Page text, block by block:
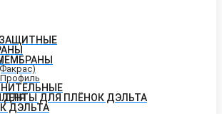
ДЛЯ
ДЭЛЬТА
ДЛЯ ПЛЁНОК ДЭЛЬТА